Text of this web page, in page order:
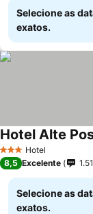
Selecione as
exatos.
3 EstrelasHotel
Hotel Alte
8,5 Excelente
Selecione as
exatos.